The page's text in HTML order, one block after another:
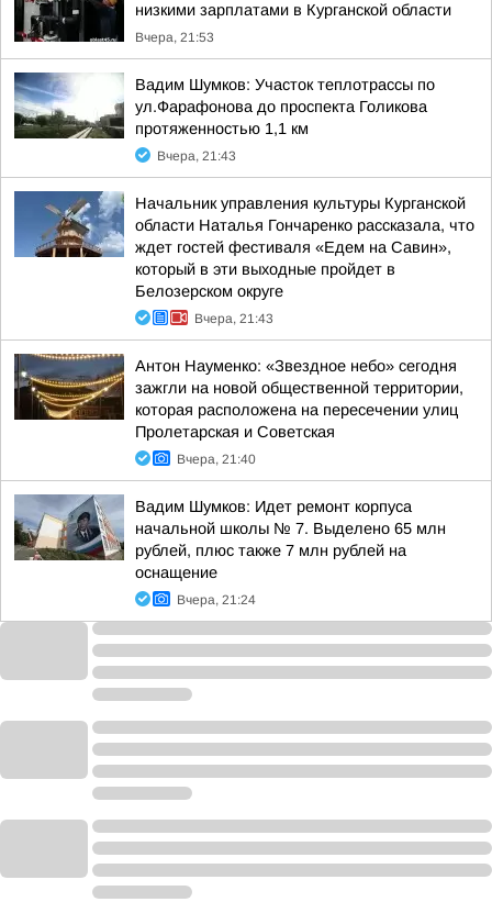
низкими зарплатами в Курганской области
Вчера, 21:53
Вадим Шумков: Участок теплотрассы по
ул.Фарафонова до проспекта Голикова
протяженностью 1,1 км
Вчера, 21:43
Начальник управления культуры Курганской
области Наталья Гончаренко рассказала, что
ждет гостей фестиваля «Едем на Савин»,
который в эти выходные пройдет в
Белозерском округе
Вчера, 21:43
Антон Науменко: «Звездное небо» сегодня
зажгли на новой общественной территории,
которая расположена на пересечении улиц
Пролетарская и Советская
Вчера, 21:40
Вадим Шумков: Идет ремонт корпуса
начальной школы № 7. Выделено 65 млн
рублей, плюс также 7 млн рублей на
оснащение
Вчера, 21:24